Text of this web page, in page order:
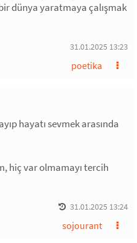
dünya yaratmaya çalışmak
31.01.2025 13:23
poetika
hayatı sevmek arasında
hiç var olmamayı tercih
31.01.2025 13:24
sojourant